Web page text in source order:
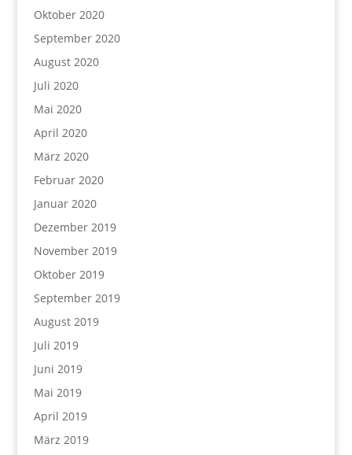
Oktober 2020
September 2020
August 2020
Juli 2020
Mai 2020
April 2020
März 2020
Februar 2020
Januar 2020
Dezember 2019
November 2019
Oktober 2019
September 2019
August 2019
Juli 2019
Juni 2019
Mai 2019
April 2019
März 2019